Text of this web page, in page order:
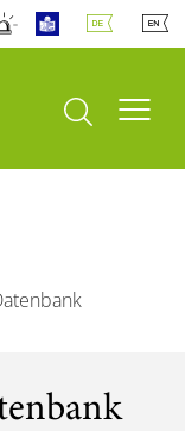
Suche öffnen